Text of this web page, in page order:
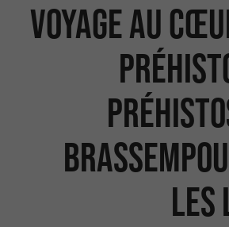
Voyage au
les